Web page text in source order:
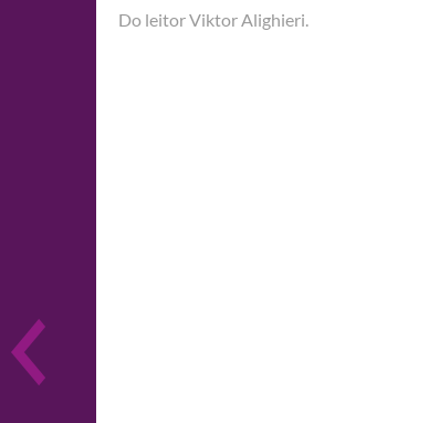
Do leitor Viktor Alighieri.